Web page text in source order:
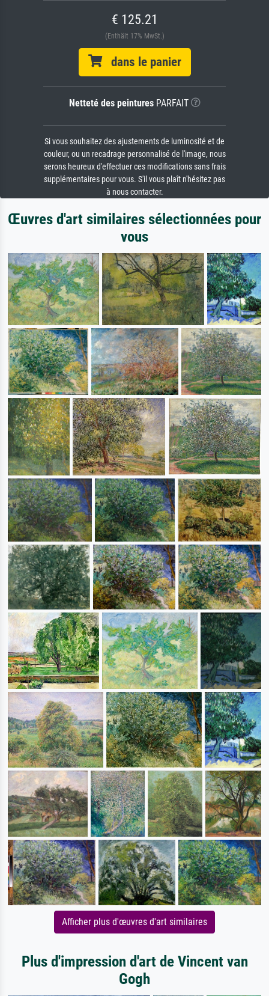
€ 125.21
(Enthält 17% MwSt.)
dans le panier
Netteté des peinturesPARFAIT
Si vous souhaitez des ajustements de luminosité et de
couleur, ou un recadrage personnalisé de l'image, nous
serons heureux d'effectuer ces modifications sans frais
supplémentaires pour vous. S'il vous plaît n'hésitez pas
à nous contacter.
Œuvres d'art similaires sélectionnées pour
vous
Afficher plus d'œuvres d'art similaires
Plus d'impression d'art de Vincent van
Gogh